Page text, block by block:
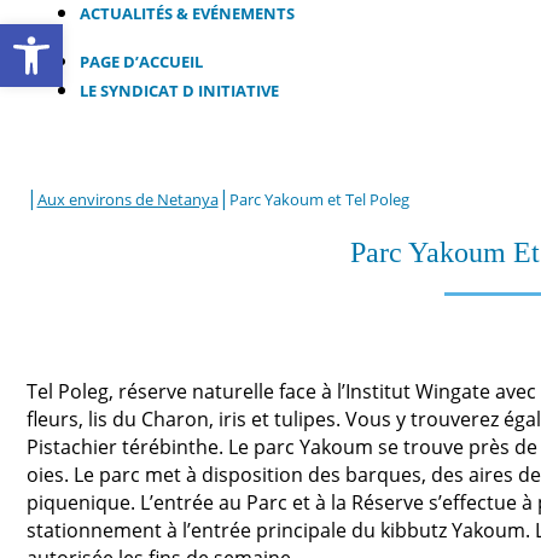
Ouvrir la barre d’outilsACTUALITÉS & EVÉNEMENTS
PAGE D’ACCUEIL
LE SYNDICAT D INITIATIVE
| Aux environs de Netanya| Parc Yakoum et Tel Poleg
Parc Yakoum
Tel Poleg, réserve naturelle face à l’Institut Wingate
fleurs, lis du Charon, iris et tulipes. Vous y trouverez
Pistachier térébinthe. Le parc Yakoum se trouve près
oies. Le parc met à disposition des barques, des aires
piquenique. L’entrée au Parc et à la Réserve s’effectue
stationnement à l’entrée principale du kibbutz Yakoum.